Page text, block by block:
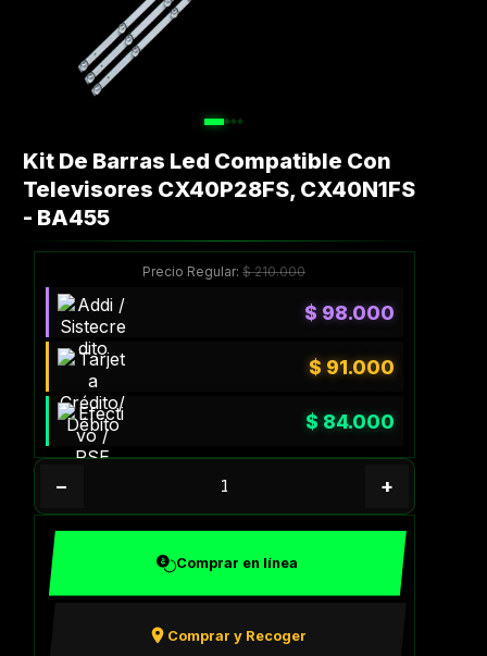
Kit De Barras Led Compatible Con
Televisores CX40P28FS, CX40N1FS
- BA455
Precio Regular:$210.000
$ 98.000
$ 91.000
$ 84.000
− +
Comprar en línea
Comprar y Recoger